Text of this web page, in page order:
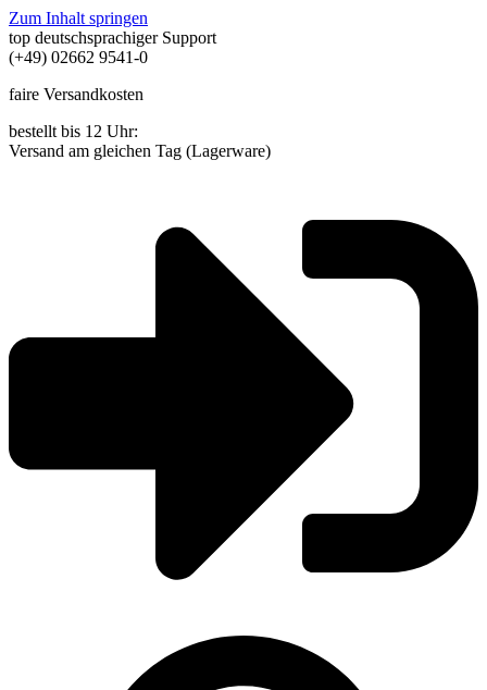
Zum Inhalt springen
top deutschsprachiger Support
(+49) 02662 9541-0
faire Versandkosten
bestellt bis 12 Uhr:
Versand am gleichen Tag (Lagerware)